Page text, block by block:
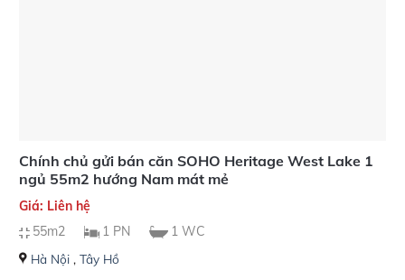
Chính chủ gửi bán căn SOHO Heritage West Lake 1
ngủ 55m2 hướng Nam mát mẻ
Giá: Liên hệ
55m2
1 PN 1 WC
Hà Nội, Tây Hồ